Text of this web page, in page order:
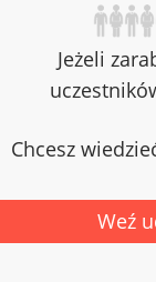
Jeżeli
Chcesz
Weź